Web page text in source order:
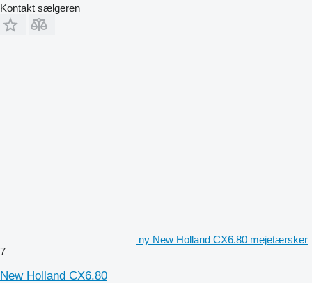
Kontakt sælgeren
ny New Holland CX6.80 mejetærsker
7
New Holland CX6.80